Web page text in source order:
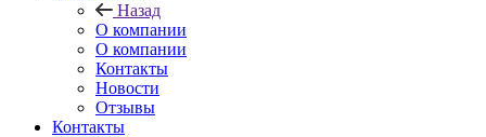
Назад
О компании
О компании
Контакты
Новости
Отзывы
Контакты